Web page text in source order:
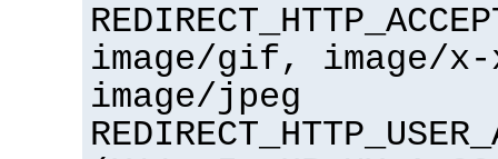
image/gif, image/x-
image/jpeg